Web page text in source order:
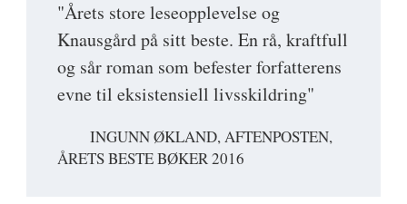
"Årets store leseopplevelse og
Knausgård på sitt beste. En rå, kraftfull
og sår roman som befester forfatterens
evne til eksistensiell livsskildring"
INGUNN ØKLAND, AFTENPOSTEN,
ÅRETS BESTE BØKER 2016